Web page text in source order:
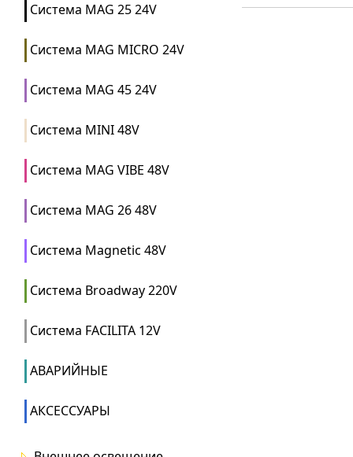
Система MAG 25 24V
Система MAG MICRO 24V
Система MAG 45 24V
Система MINI 48V
Система MAG VIBE 48V
Система MAG 26 48V
Система Magnetic 48V
Система Broadway 220V
Система FACILITA 12V
АВАРИЙНЫЕ
АКСЕССУАРЫ